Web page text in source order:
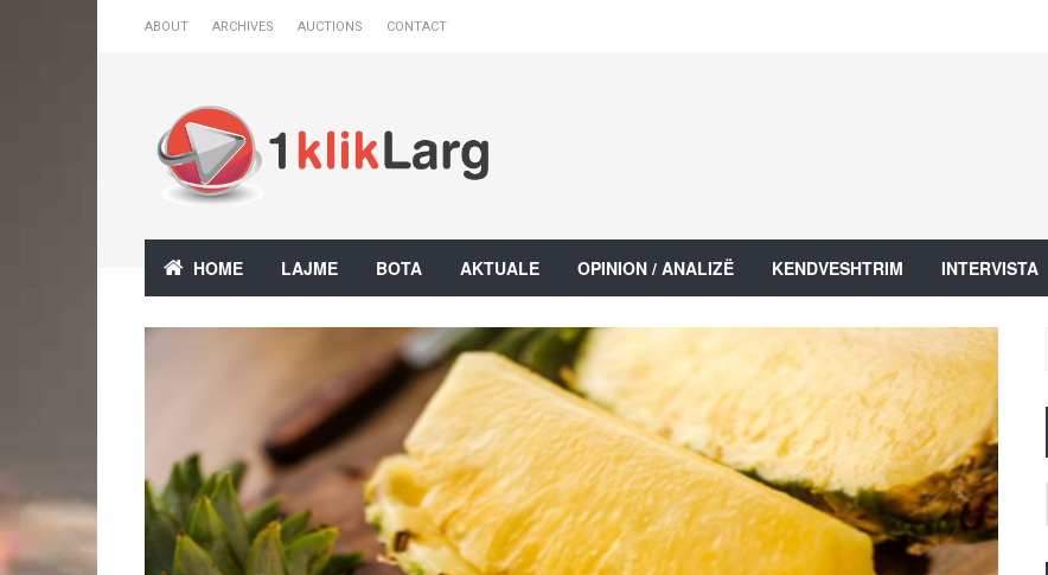
ABOUT ARCHIVES AUCTIONS CONTACT
HOME LAJME BOTA AKTUALE OPINION / ANALIZË KENDVESHTRIM INTERVISTA